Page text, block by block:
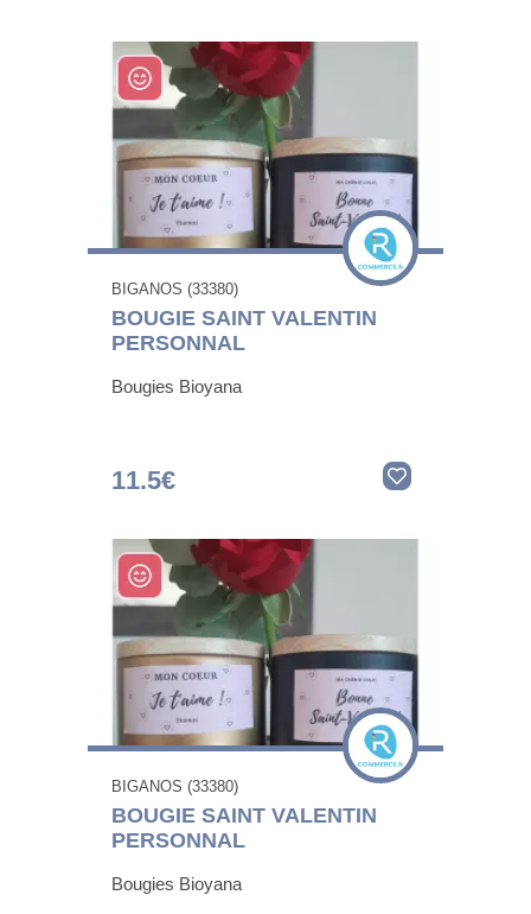
BIGANOS (33380)
BOUGIE SAINT VALENTIN
PERSONNAL
Bougies Bioyana
11.5€
BIGANOS (33380)
BOUGIE SAINT VALENTIN
PERSONNAL
Bougies Bioyana